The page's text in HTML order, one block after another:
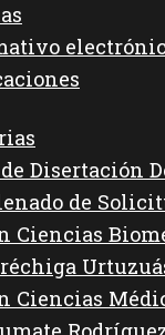
Disertación
de
Ciencias
Ciencias